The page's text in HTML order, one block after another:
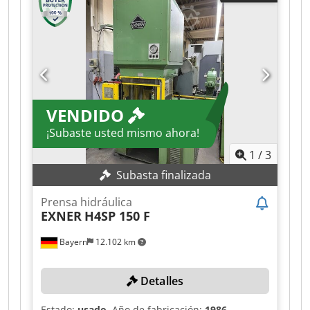
250 t Distancia entre columnas: 1.350 mm
Recorrido: 400 mm Altura de instalación: 600
mm Dimensiones de la mesa: 1.250 x 800 mm
Espacio lateral: 640 mm Altura de la mesa: 800
mm Chsdpfx Aqszk E A Asqoa DETALLES DE LA
MÁQUINA Dimensiones y peso Espacio
requerido (aprox.): 3.600 x 2.800 x 5.700 mm
Peso de la máquina (aprox.): 36.000 kg
VENDIDO
¡Subaste usted mismo ahora!
1 /3
Subasta finalizada
Bayern 12.102 km
Prensa hidráulica
EXNER H4SP 150 F
Detalles